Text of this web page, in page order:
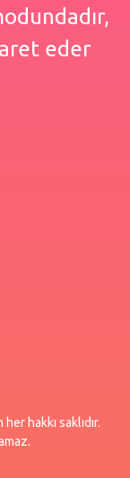
eder
hakkı saklıdır.